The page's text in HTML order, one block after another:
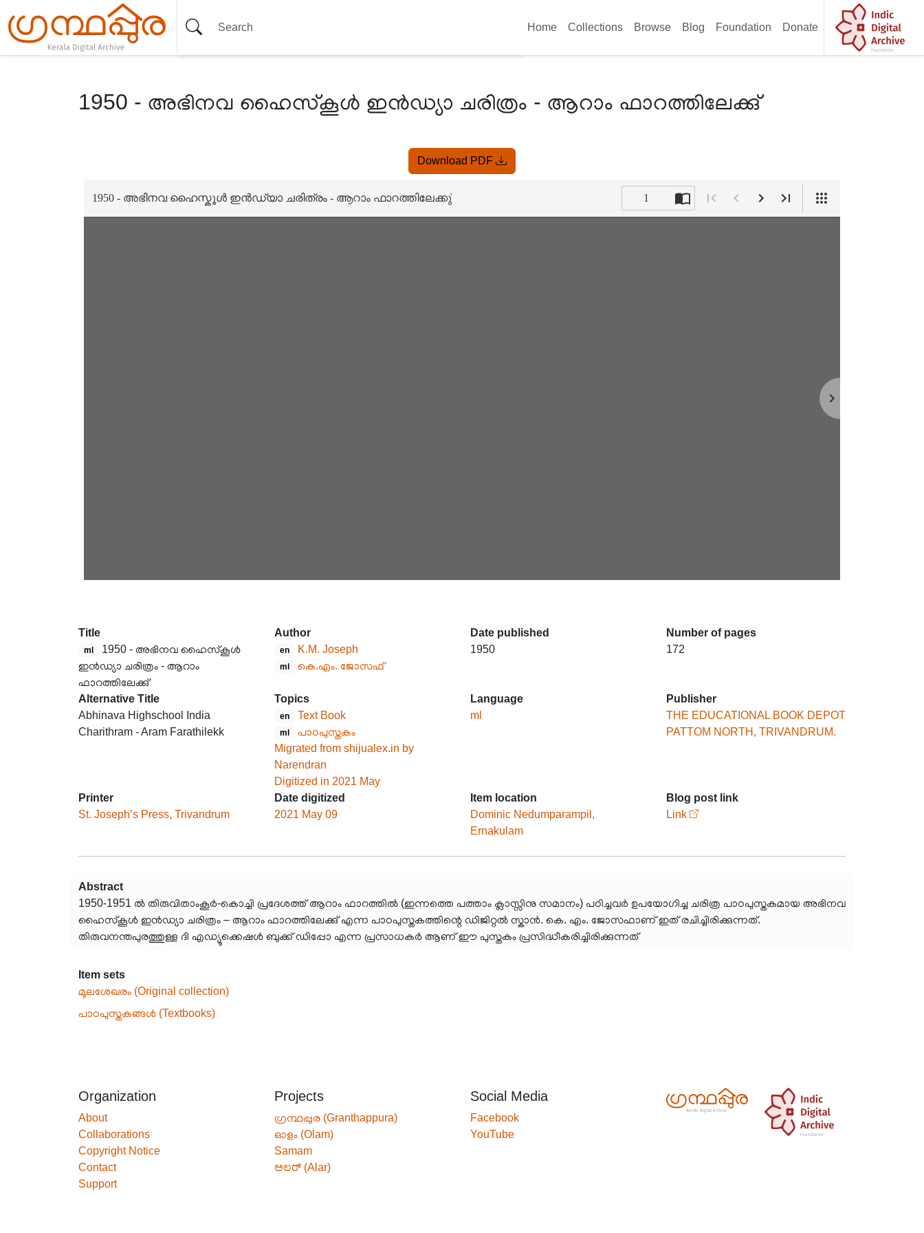
Home Collections Browse Blog Foundation Donate
1950 - അഭിനവ ഹൈസ്കൂൾ ഇൻഡ്യാ ചരിത്രം - ആറാം ഫാറത്തിലേക്കു്
Download PDF
Title
ml
1950 - അഭിനവ ഹൈസ്കൂൾ
ഇൻഡ്യാ ചരിത്രം - ആറാം
ഫാറത്തിലേക്കു്
Author
en K.M. Joseph
ml കെ.എം. ജോസഫ്
Date published
1950
Number of pages
172
Alternative Title
Abhinava Highschool India
Charithram - Aram Farathilekk
Topics
en Text Book
ml
പാഠപുസ്തകം
Migrated from shijualex.in by
Narendran
Digitized in 2021 May
Language
ml
Publisher
THE EDUCATIONAL BOOK DEPOT
PATTOM NORTH, TRIVANDRUM.
Printer
St. Joseph’s Press, Trivandrum
Date digitized
2021 May 09
Item location
Dominic Nedumparampil,
Ernakulam
Blog post link
Link
Abstract
1950-1951 ൽ തിരുവിതാംകൂർ-കൊച്ചി പ്രദേശത്ത് ആറാം ഫാറത്തിൽ (ഇന്നത്തെ പത്താം ക്ലാസ്സിനു സമാനം) പഠിച്ചവർ ഉപയോഗിച്ച ചരിത്ര പാഠപുസ്തകമായ അഭിനവ
ഹൈസ്കൂൾ ഇൻഡ്യാ ചരിത്രം – ആറാം ഫാറത്തിലേക്കു് എന്ന പാഠപുസ്തകത്തിന്റെ ഡിജിറ്റൽ സ്കാൻ. കെ. എം. ജോസഫാണ് ഇത് രചിച്ചിരിക്കുന്നത്.
തിരുവനന്തപുരത്തുള്ള ദി എഡ്യൂക്കെഷൾ ബുക്ക് ഡിപ്പോ എന്ന പ്രസാധകർ ആണ് ഈ പുസ്തകം പ്രസിദ്ധീകരിച്ചിരിക്കുന്നത്
Item sets
മൂലശേഖരം (Original collection)
പാഠപുസ്തകങ്ങൾ (Textbooks)
Organization
About
Collaborations
Copyright Notice
Contact
Support
Projects
ഗ്രന്ഥപ്പുര (Granthappura)
ഓളം (Olam)
Samam
ಅಲರ್ (Alar)
Social Media
Facebook
YouTube